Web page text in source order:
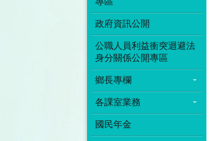
政府資訊公開
公職人員利益衝突迴避法
身分關係公開專區
鄉長專欄
各課室業務
國民年金